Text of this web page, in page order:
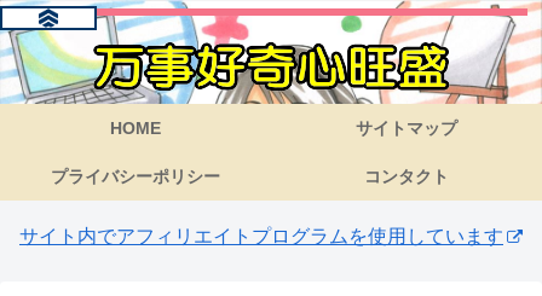
HOME サイトマップ
プライバシーポリシー コンタクト
サイト内でアフィリエイトプログラムを使用しています